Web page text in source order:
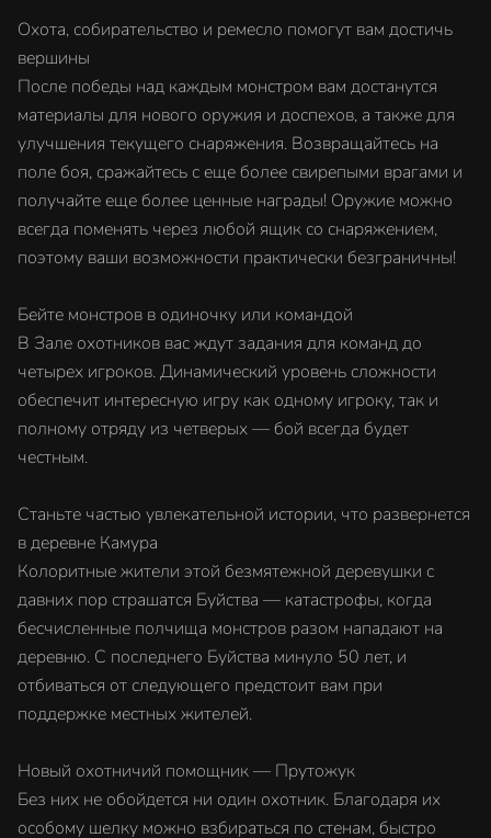
Охота, собирательство и ремесло помогут вам достичь
вершины
После победы над каждым монстром вам достанутся
материалы для нового оружия и доспехов, а также для
улучшения текущего снаряжения. Возвращайтесь на
поле боя, сражайтесь с еще более свирепыми врагами и
получайте еще более ценные награды! Оружие можно
всегда поменять через любой ящик со снаряжением,
поэтому ваши возможности практически безграничны!
Бейте монстров в одиночку или командой
В Зале охотников вас ждут задания для команд до
четырех игроков. Динамический уровень сложности
обеспечит интересную игру как одному игроку, так и
полному отряду из четверых — бой всегда будет
честным.
Станьте частью увлекательной истории, что развернется
в деревне Камура
Колоритные жители этой безмятежной деревушки с
давних пор страшатся Буйства — катастрофы, когда
бесчисленные полчища монстров разом нападают на
деревню. С последнего Буйства минуло 50 лет, и
отбиваться от следующего предстоит вам при
поддержке местных жителей.
Новый охотничий помощник — Прутожук
Без них не обойдется ни один охотник. Благодаря их
особому шелку можно взбираться по стенам, быстро